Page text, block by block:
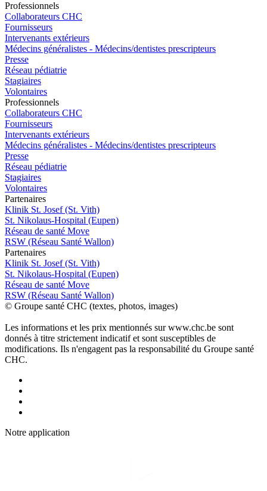
Professionnels
Collaborateurs CHC
Fournisseurs
Intervenants extérieurs
Médecins généralistes - Médecins/dentistes prescripteurs
Presse
Réseau pédiatrie
Stagiaires
Volontaires
Professionnels
Collaborateurs CHC
Fournisseurs
Intervenants extérieurs
Médecins généralistes - Médecins/dentistes prescripteurs
Presse
Réseau pédiatrie
Stagiaires
Volontaires
Partenaires
Klinik St. Josef (St. Vith)
St. Nikolaus-Hospital (Eupen)
Réseau de santé Move
RSW (Réseau Santé Wallon)
Partenaires
Klinik St. Josef (St. Vith)
St. Nikolaus-Hospital (Eupen)
Réseau de santé Move
RSW (Réseau Santé Wallon)
© Groupe santé CHC (textes, photos, images)
Les informations et les prix mentionnés sur www.chc.be sont
donnés à titre strictement indicatif et sont susceptibles de
modifications. Ils n'engagent pas la responsabilité du Groupe santé
CHC.
Notre application